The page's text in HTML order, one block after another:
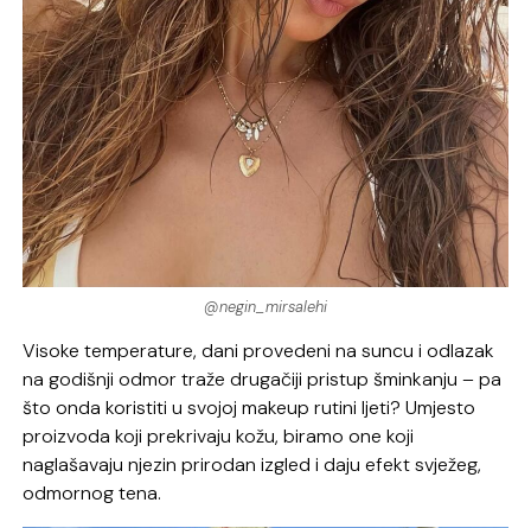
@negin_mirsalehi
Visoke temperature, dani provedeni na suncu i odlazak
na godišnji odmor traže drugačiji pristup šminkanju – pa
što onda koristiti u svojoj makeup rutini ljeti? Umjesto
proizvoda koji prekrivaju kožu, biramo one koji
naglašavaju njezin prirodan izgled i daju efekt svježeg,
odmornog tena.